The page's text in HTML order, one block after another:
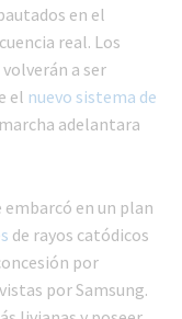
en el
real. Los
a ser
el nuevo sistema de
adelantara
embarcó en un plan
de rayos catódicos
por
por Samsung.